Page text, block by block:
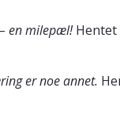
en milepæl!Hentet
er noe annet.